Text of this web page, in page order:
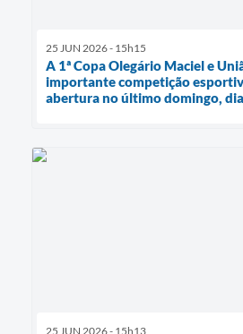
25 JUN 2026 - 15h15
A 1ª Copa Olegário Maciel e
importante competição
abertura no último domingo,
25 JUN 2026 - 15h13